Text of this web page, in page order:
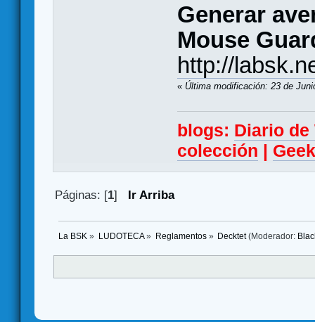
Generar
Mouse
http://
« Última modificación: 23 de
blogs: Diario
colección |
Páginas: [1] Ir Arriba
La BSK » LUDOTECA» Reglamentos» Decktet(Moderador: